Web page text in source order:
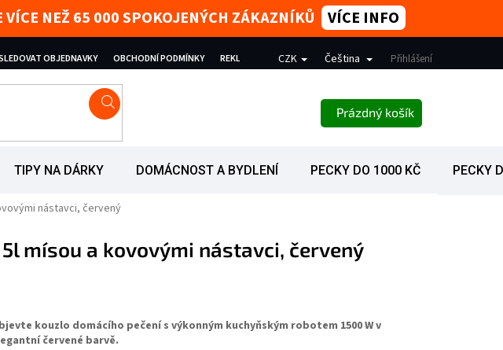
NEŽ 65 000 SPOKOJENÝCH ZÁKAZNÍKŮ VÍCE INFO
OBJEDNAVKY OBCHODNÍ PODMÍNKY REKLAMACE PODMÍNKY OCHRANY OSOBNÍCH ÚDAJŮ
CZK Čeština Přihlášení
NÁKUPNÍ KOŠÍK
Prázdný košík
TIPY NA DÁRKY DOMÁCNOST A BYDLENÍ PECKY DO 1000 KČ PECKY
nástavci, červený
mísou a kovovými nástavci, červený
kouzlo domácího pečení s výkonným kuchyňským robotem 1500 W v
červené barvě.